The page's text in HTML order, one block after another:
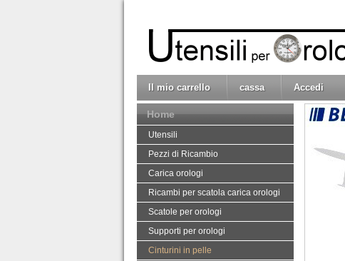
Il mio carrello cassa Accedi
Home
Utensili
Pezzi di Ricambio
Carica orologi
Ricambi per scatola carica orologi
Scatole per orologi
Supporti per orologi
Cinturini in pelle